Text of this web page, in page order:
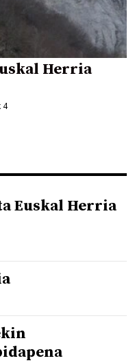
Herria
4
Euskal Herria